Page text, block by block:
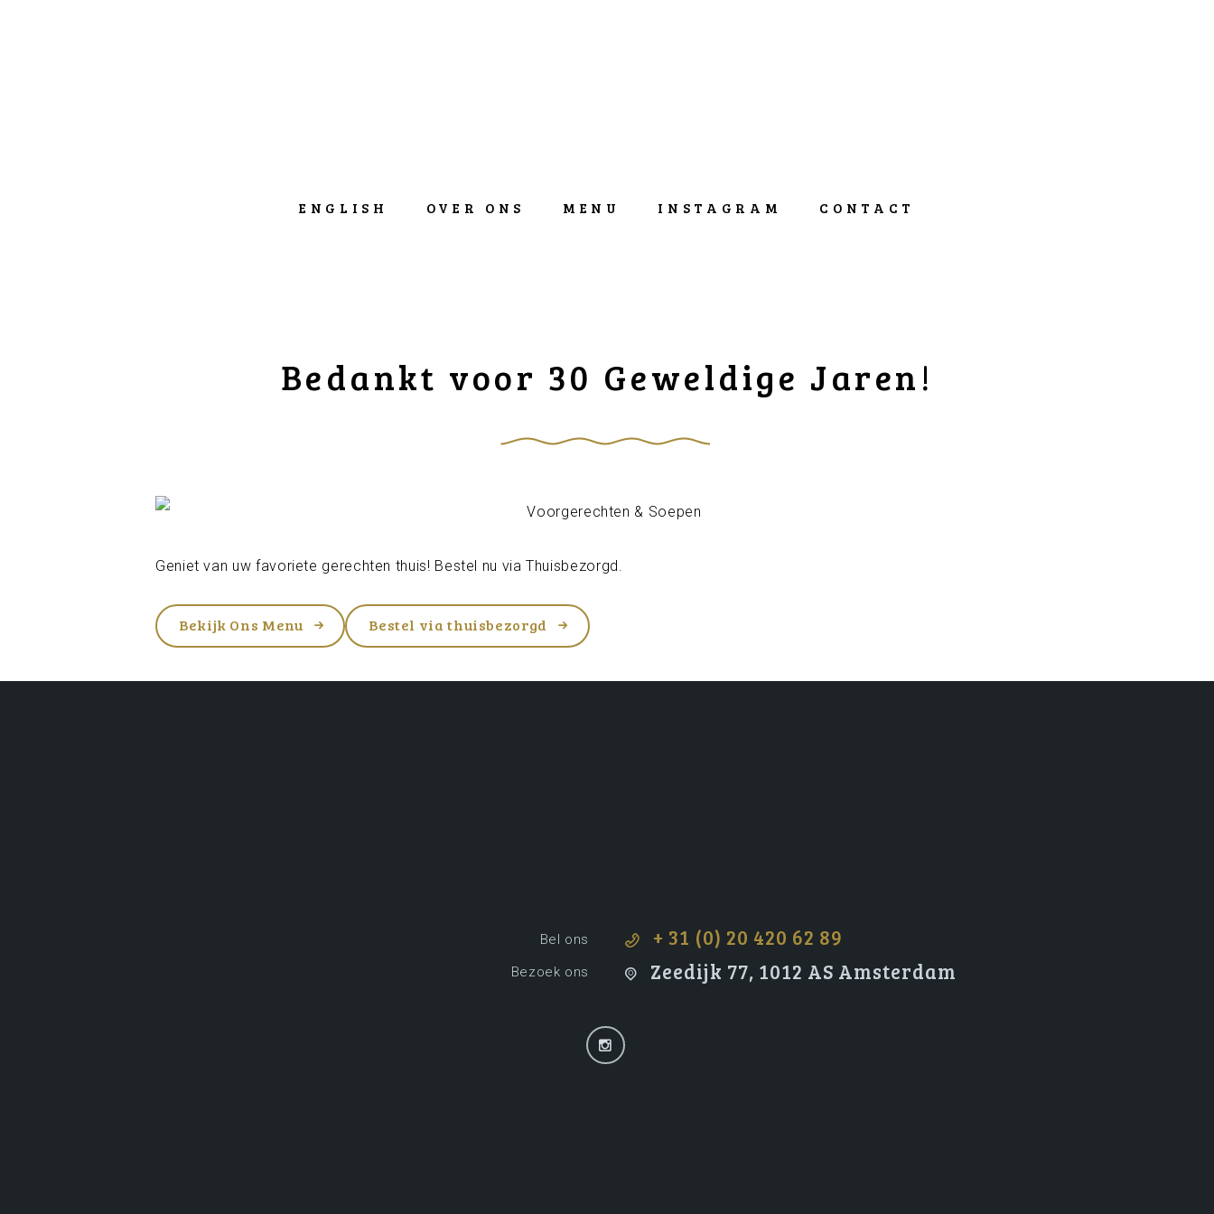
ENGLISH OVER ONS MENU INSTAGRAM CONTACT
Bedankt voor 30 Geweldige Jaren!
Geniet van uw favoriete gerechten thuis! Bestel nu viaThuisbezorgd .
Bekijk Ons Menu Bestel via thuisbezorgd
+ 31 (0) 20 420 62 89
Zeedijk 77, 1012 AS Amsterdam
Bel ons
Bezoek ons